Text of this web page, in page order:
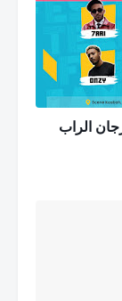
الراب